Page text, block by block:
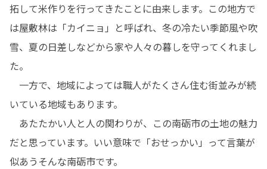
拓して米作りを行ってきたことに由来します。この地方で
は屋敷林は「カイニョ」と呼ばれ、冬の冷たい季節風や吹
雪、夏の日差しなどから家や人々の暮しを守ってくれまし
た。
一方で、地域によっては職人がたくさん住む街並みが続
いている地域もあります。
あたたかい人と人の関わりが、この南砺市の土地の魅力
だと思っています。いい意味で「おせっかい」って言葉が
似あうそんな南砺市です。